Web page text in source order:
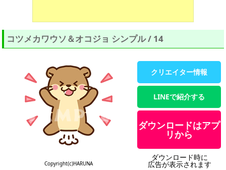
コツメカワウソ＆オコジョ シンプル / 14
Copyright(c)HARUNA
クリエイター情報
LINEで紹介する
ダウンロードはアプ
リから
ダウンロード時に
広告が表示されます